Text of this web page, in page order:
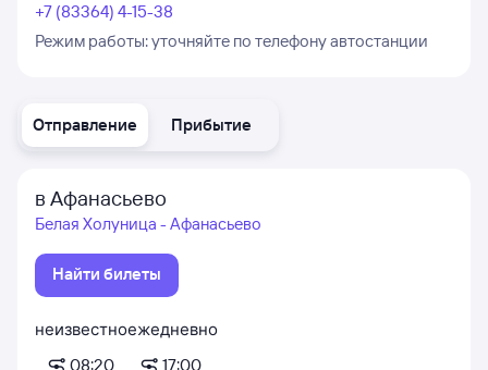
Отправление Прибытие
в Афанасьево
Белая Холуница - Афанасьево
Найти билеты
неизвестно
08:20
ежедневно
17:00
+7 (83364) 4-15-38
Режим работы:уточняйте по телефону автостанции